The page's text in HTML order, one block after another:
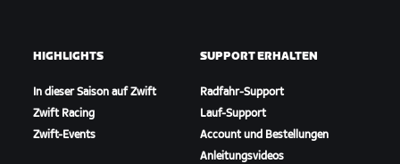
HIGHLIGHTS
In dieser Saison auf Zwift
Zwift Racing
Zwift-Events
SUPPORT ERHALTEN
Radfahr-Support
Lauf-Support
Account und Bestellungen
Anleitungsvideos